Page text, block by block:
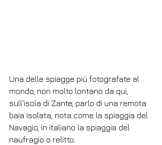
Una delle spiagge più fotografate al
mondo, non molto lontano da qui,
sull'isola di Zante, parlo di una remota
baia isolata, nota come la spiaggia del
Navagio, in italiano la spiaggia del
naufragio o relitto.